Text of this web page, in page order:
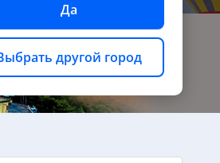
Да
другой город